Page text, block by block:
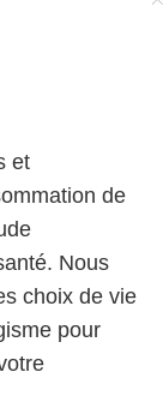
et
de
Nous
choix de vie
pour